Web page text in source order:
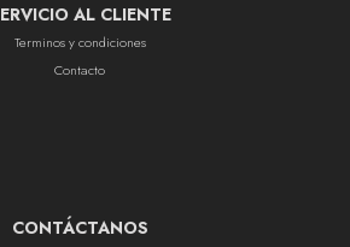
AL CLIENTE
Terminos y condiciones
Contacto
CONTÁCTANOS